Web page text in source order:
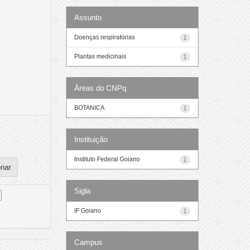
Assunto
1
Doenças respiratórias
1
Plantas medicinais
Áreas do CNPq
1
BOTANICA
Instituição
1
Instituto Federal Goiano
Sigla
1
IF Goiano
Campus